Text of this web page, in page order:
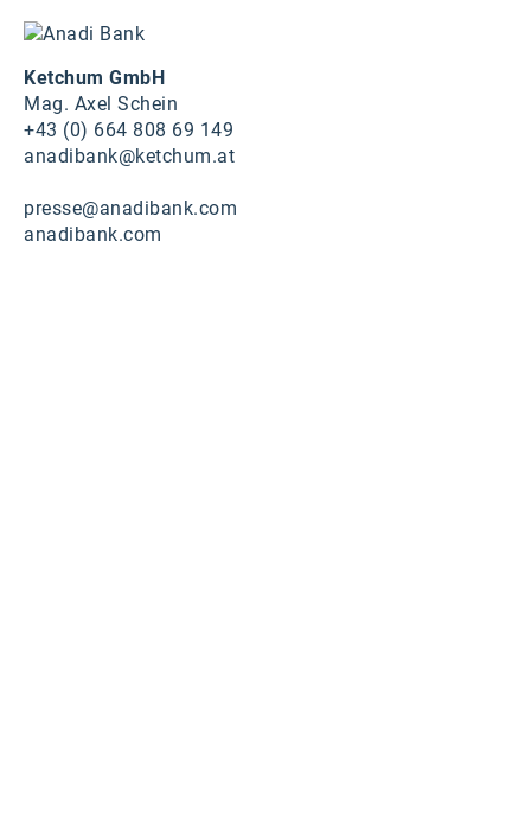
Ketchum GmbH
Mag. Axel Schein
+43 (0) 664 808 69 149
anadibank@ketchum.at
presse@anadibank.com
anadibank.com